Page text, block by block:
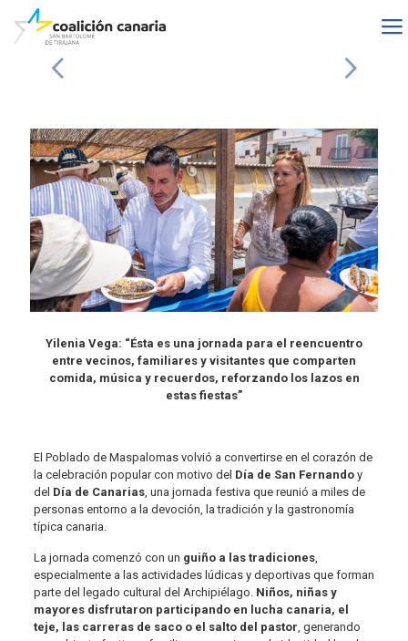
Yilenia Vega: “Ésta es una jornada para el reencuentro
entre vecinos, familiares y visitantes que comparten
comida, música y recuerdos, reforzando los lazos en
estas fiestas”
El Poblado de Maspalomas volvió a convertirse en el corazón de
la celebración popular con motivo del Día de San Fernandoy
del Día de Canarias, una jornada festiva que reunió a miles de
personas entorno a la devoción, la tradición y la gastronomía
típica canaria.
La jornada comenzó con un guiño a las tradiciones,
especialmente a las actividades lúdicas y deportivas que forman
parte del legado cultural del Archipiélago. Niños, niñas y
mayores disfrutaron participando en lucha canaria, el
teje, las carreras de saco o el salto del pastor , generando